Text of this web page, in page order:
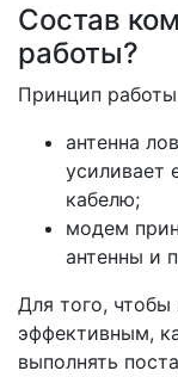
Состав
работы?
Принцип
антенна
усиливает
кабелю;
модем
антенны и
Для того, чтобы
эффективным,
выполнять